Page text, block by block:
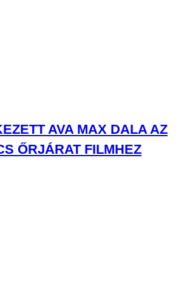
AVA MAX DALA AZ
ŐRJÁRAT FILMHEZ